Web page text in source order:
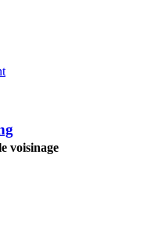
voisinage